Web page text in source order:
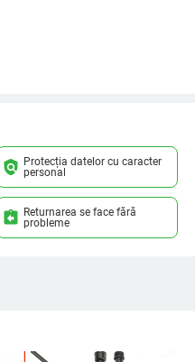
policy Protecția datelor cu caracter
personal
assignment_return Returnarea se face fără
probleme